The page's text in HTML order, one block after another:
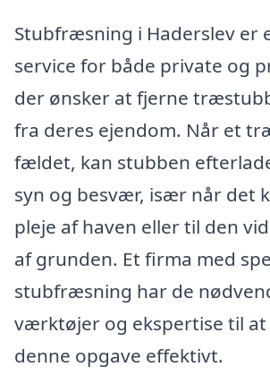
Stubfræsning i Haderslev er
service for både private og
der ønsker at fjerne
fra deres ejendom. Når et
fældet, kan stubben
syn og besvær, især når det
pleje af haven eller til den
af grunden. Et firma med
stubfræsning har de
værktøjer og ekspertise til
denne opgave effektivt.